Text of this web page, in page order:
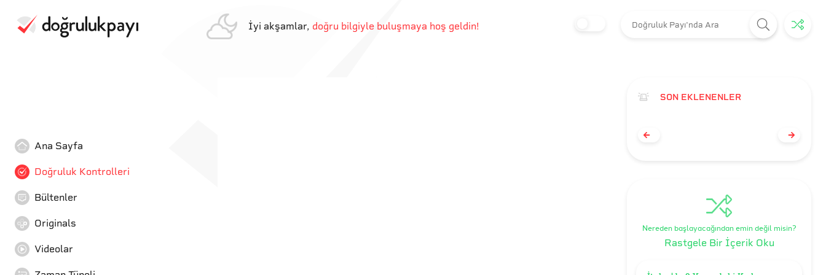
İyi akşamlar, doğru bilgiyle buluşmaya hoş geldin!
Ana Sayfa
Doğruluk Kontrolleri
Bültenler
Originals
Videolar
SON EKLENENLER
Nereden başlayacağından emin değil misin?
Rastgele Bir İçerik Oku